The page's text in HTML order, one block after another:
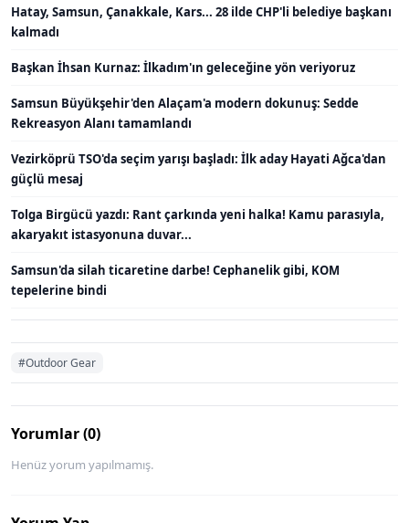
Hatay, Samsun, Çanakkale, Kars... 28 ilde CHP'li belediye başkanı
kalmadı
Başkan İhsan Kurnaz: İlkadım'ın geleceğine yön veriyoruz
Samsun Büyükşehir'den Alaçam'a modern dokunuş: Sedde
Rekreasyon Alanı tamamlandı
Vezirköprü TSO'da seçim yarışı başladı: İlk aday Hayati Ağca'dan
güçlü mesaj
Tolga Birgücü yazdı: Rant çarkında yeni halka! Kamu parasıyla,
akaryakıt istasyonuna duvar...
Samsun'da silah ticaretine darbe! Cephanelik gibi, KOM
tepelerine bindi
#Outdoor Gear
Yorumlar (0)
Henüz yorum yapılmamış.